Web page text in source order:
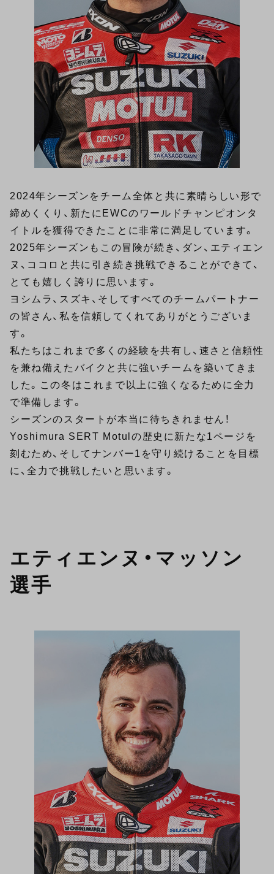
2024年シーズンをチーム全体と共に素晴らしい形で
締めくくり、新たにEWCのワールドチャンピオンタ
イトルを獲得できたことに非常に満足しています。
2025年シーズンもこの冒険が続き、ダン、エティエン
ヌ、ココロと共に引き続き挑戦できることができて、
とても嬉しく誇りに思います。
ヨシムラ、スズキ、そしてすべてのチームパートナー
の皆さん、私を信頼してくれてありがとうございま
す。
私たちはこれまで多くの経験を共有し、速さと信頼性
を兼ね備えたバイクと共に強いチームを築いてきま
した。この冬はこれまで以上に強くなるために全力
で準備します。
シーズンのスタートが本当に待ちきれません！
Yoshimura SERT Motulの歴史に新たな1ページを
刻むため、そしてナンバー1を守り続けることを目標
に、全力で挑戦したいと思います。
エティエンヌ・マッソン
選手